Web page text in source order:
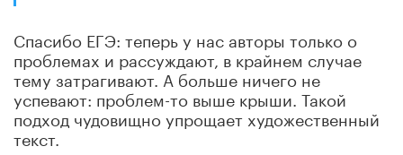
Спасибо ЕГЭ: теперь у нас авторы только о
проблемах и рассуждают, в крайнем случае
тему затрагивают. А больше ничего не
успевают: проблем-то выше крыши. Такой
подход чудовищно упрощает художественный
текст.